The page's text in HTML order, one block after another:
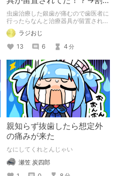
とあることらしい
虫歯治療した銀歯が痛むので歯医者に
行ったらなんと治療器具が留置されて
いた可能性が！？ 医療ミスだ！許せ
ねぇ！と思ったら結構起こりうるらし
い？
ラジおじ
13
6 4 分
親知らず抜歯したら想定外
の痛みが来た
なにしてくれとんじゃい
瀬笠 炭四郎